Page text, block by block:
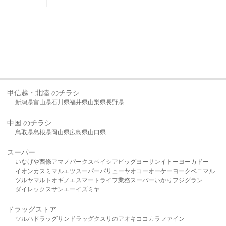
甲信越・北陸 のチラシ
新潟県富山県石川県福井県山梨県長野県
中国 のチラシ
鳥取県島根県岡山県広島県山口県
スーパー
いなげや西條アマノパークスベイシア ビッグヨーサンイトーヨーカドー
イオンカスミ マルエツスーパーバリューヤオコーオーケー ヨークベニマル
ツルヤマルト オギノ エスマート ライフ業務スーパーいかり フジグラン
ダイレックスサンエーイズミヤ
ドラッグストア
ツルハドラッグサンドラッグクスリのアオキ ココカラファイン